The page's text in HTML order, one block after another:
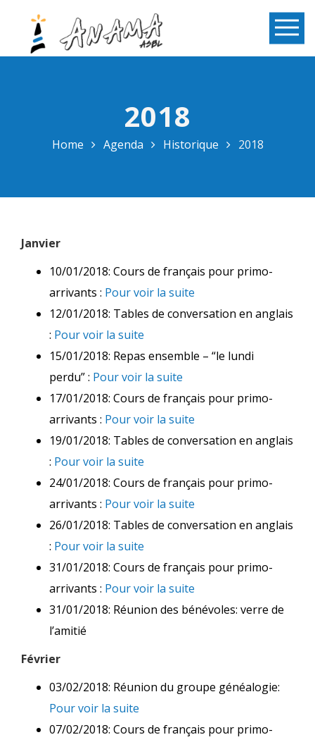
2018
Home Agenda Historique 2018
Janvier
10/01/2018: Cours de français pour primo-
arrivants : Pour voir la suite
12/01/2018: Tables de conversation en anglais
: Pour voir la suite
15/01/2018: Repas ensemble – “le lundi
perdu” : Pour voir la suite
17/01/2018: Cours de français pour primo-
arrivants : Pour voir la suite
19/01/2018: Tables de conversation en anglais
: Pour voir la suite
24/01/2018: Cours de français pour primo-
arrivants : Pour voir la suite
26/01/2018: Tables de conversation en anglais
: Pour voir la suite
31/01/2018: Cours de français pour primo-
arrivants : Pour voir la suite
31/01/2018: Réunion des bénévoles: verre de
l’amitié
Février
03/02/2018: Réunion du groupe généalogie:
Pour voir la suite
07/02/2018: Cours de français pour primo-